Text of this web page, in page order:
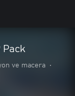
Pack
ve macera
•